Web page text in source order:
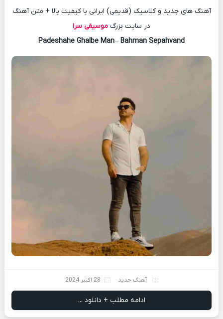
آهنگ های جدید و کلاسیک (قدیمی) ایرانی با کیفیت بالا + متن آهنگ
در سایت بزرگ موسیقی سرا
Padeshahe Ghalbe Man– Bahman Sepahvand
آهنگ جدید 28 اکتبر 2024
ادامه مطلب + دانلود ...